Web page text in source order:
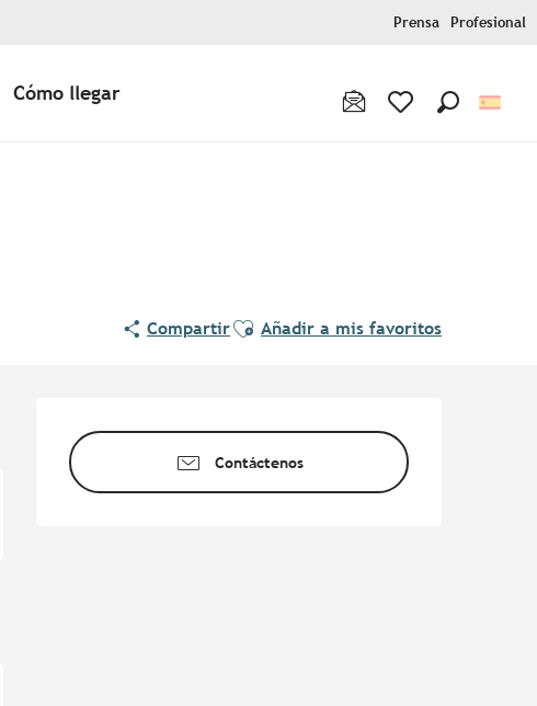
Prensa Profesional
Cómo llegar
CompartirAjouter aux favoris
Añadir a mis favoritos
Horarios y datos de
Contáctenos